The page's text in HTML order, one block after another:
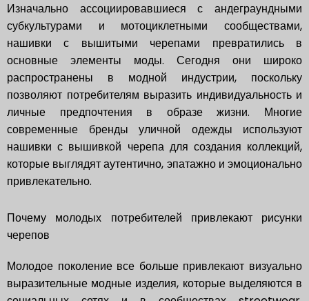
Изначально ассоциировавшиеся с андеграундными
субкультурами и мотоциклетными сообществами,
нашивки с вышитыми черепами превратились в
основные элементы моды. Сегодня они широко
распространены в модной индустрии, поскольку
позволяют потребителям выразить индивидуальность и
личные предпочтения в образе жизни. Многие
современные бренды уличной одежды используют
нашивки с вышивкой черепа для создания коллекций,
которые выглядят аутентично, эпатажно и эмоционально
привлекательно.
Почему молодых потребителей привлекают рисунки
черепов
Молодое поколение все больше привлекают визуально
выразительные модные изделия, которые выделяются в